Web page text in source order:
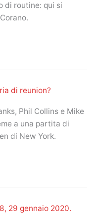
di routine: qui si
di reunion?
Phil Collins e Mike
a una partita di
di New York.
29 gennaio 2020.